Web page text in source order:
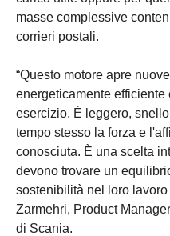
masse complessive
corrieri postali.
“Questo motore apre
energeticamente efficiente
esercizio. È leggero,
tempo stesso la forza e
conosciuta. È una scelta
devono trovare un
sostenibilità nel loro
Zarmehri, Product
di Scania.